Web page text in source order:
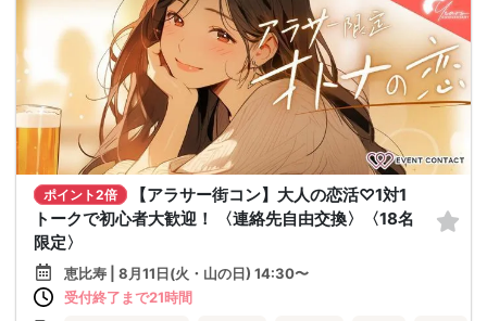
ポイント2倍
【アラサー街コン】大人の恋活♡1対1
トークで初心者大歓迎！ 〈連絡先自由交換〉〈18名
限定〉
恵比寿 | 8月11日(火・山の日) 14:30〜
受付終了まで21時間